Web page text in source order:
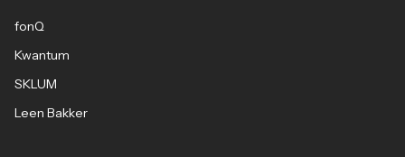
fonQ
Kwantum
SKLUM
Leen Bakker